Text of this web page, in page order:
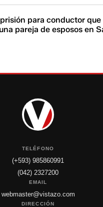
para conductor
pareja de esposos en
TELÉFONO
(+593) 985860991
(042) 2327200
EMAIL
webmaster@vistazo.com
DIRECCIÓN